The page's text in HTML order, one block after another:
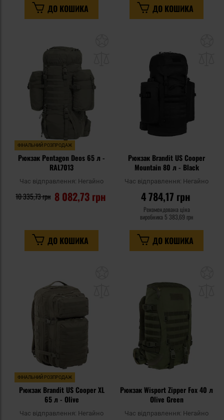
ДО КОШИКА ДО КОШИКА
уподобань
ФІНАЛЬНИЙ РОЗПРОДАЖ
Рюкзак Pentagon Deos 65 л -
RAL7013
Час відправлення: Негайно
8 082,73 грн
10 335,73 грн
ДО КОШИКА
Рюкзак Brandit US Cooper
Mountain 80 л - Black
Час відправлення: Негайно
4 784,17 грн
Рекомендована ціна
виробника 5 383,69 грн
ДО КОШИКА
уподобань
ФІНАЛЬНИЙ РОЗПРОДАЖ
Рюкзак Brandit US Cooper XL
65 л - Olive
Час відправлення: Негайно
Рюкзак Wisport Zipper Fox 40 л
Olive Green
Час відправлення: Негайно